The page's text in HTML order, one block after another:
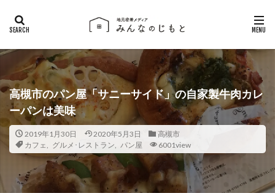
高槻市のパン屋「サニーサイド」の自家製牛肉カレ
ーパンは美味
2019年1月30日 2020年5月3日
高槻市
カフェ
グルメ･レストラン パン屋 6001view